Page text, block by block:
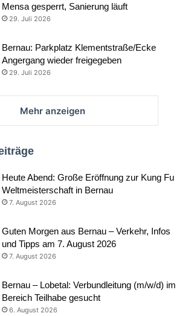
Mensa gesperrt, Sanierung läuft
29. Juli 2026
Bernau: Parkplatz Klementstraße/Ecke
Angergang wieder freigegeben
29. Juli 2026
Mehr anzeigen
Heute Abend: Große Eröffnung zur Kung Fu
Weltmeisterschaft in Bernau
7. August 2026
Guten Morgen aus Bernau – Verkehr, Infos
und Tipps am 7. August 2026
7. August 2026
Bernau – Lobetal: Verbundleitung (m/w/d) im
Bereich Teilhabe gesucht
6. August 2026